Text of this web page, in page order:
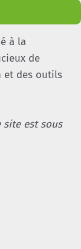
à la
de
et des outils
site est sous